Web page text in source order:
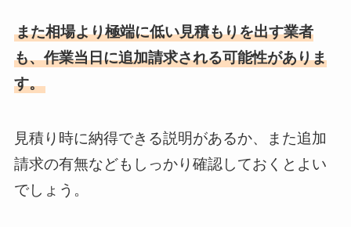
また相場より極端に低い見積もりを出す業者
も、作業当日に追加請求される可能性がありま
す。
見積り時に納得できる説明があるか、また追加
請求の有無などもしっかり確認しておくとよい
でしょう。